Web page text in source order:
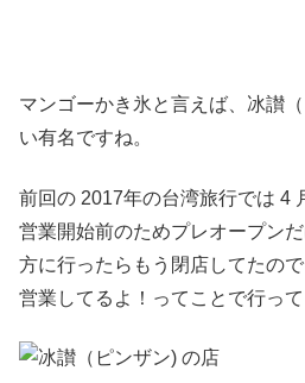
マンゴーかき氷と言えば、冰讃
い有名ですね。
前回の 2017年の台湾旅行では 4
営業開始前のためプレオープン
方に行ったらもう閉店してたの
営業してるよ！ってことで行って